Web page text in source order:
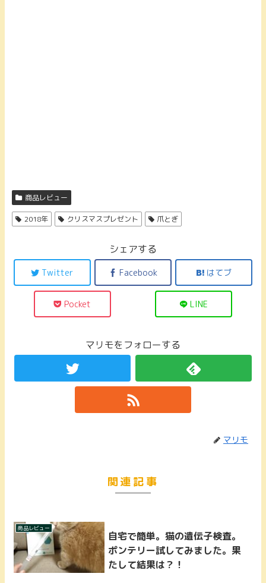
商品レビュー
2018年 クリスマスプレゼント 爪とぎ
シェアする
Twitter Facebook はてブ
Pocket LINE
マリモをフォローする
マリモ
関連記事
商品レビュー
自宅で簡単。猫の遺伝子検査。
ポンテリー試してみました。果
たして結果は？！